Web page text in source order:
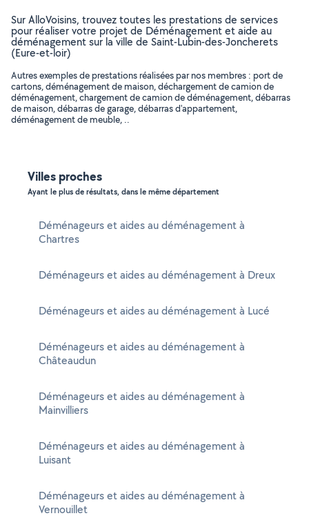
Sur AlloVoisins, trouvez toutes les prestations de services
pour réaliser votre projet de Déménagement et aide au
déménagement sur la ville de Saint-Lubin-des-Joncherets
(Eure-et-loir)
Autres exemples de prestations réalisées par nos membres : port de
cartons, déménagement de maison, déchargement de camion de
déménagement, chargement de camion de déménagement, débarras
de maison, débarras de garage, débarras d'appartement,
déménagement de meuble, ..
Villes proches
Ayant le plus de résultats, dans le même département
Déménageurs et aides au déménagement à
Chartres
Déménageurs et aides au déménagement à Dreux
Déménageurs et aides au déménagement à Lucé
Déménageurs et aides au déménagement à
Châteaudun
Déménageurs et aides au déménagement à
Mainvilliers
Déménageurs et aides au déménagement à
Luisant
Déménageurs et aides au déménagement à
Vernouillet